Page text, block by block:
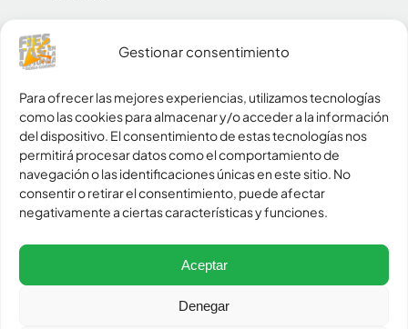
Gestionar consentimiento
Para ofrecer las mejores experiencias, utilizamos tecnologías
como las cookies para almacenar y/o acceder a la información
del dispositivo. El consentimiento de estas tecnologías nos
permitirá procesar datos como el comportamiento de
navegación o las identificaciones únicas en este sitio. No
consentir o retirar el consentimiento, puede afectar
negativamente a ciertas características y funciones.
Aceptar
Denegar
Pueblos
Zona peñas
policyPolítica de Privacidad
Política de Cookies
settingsConfigurar cookies